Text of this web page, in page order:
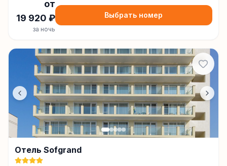
от
19 920 ₽
за ночь
Выбрать номер
Отель Sofgrand